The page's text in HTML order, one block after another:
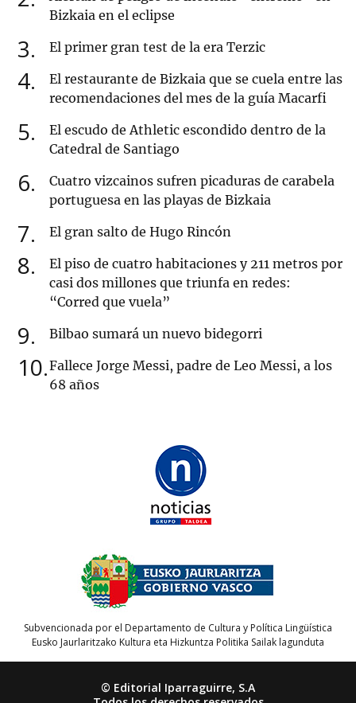
Bizkaia en el eclipse
3 El primer gran test de la era Terzic
4
El restaurante de Bizkaia que se cuela entre las
recomendaciones del mes de la guía Macarfi
5
El escudo de Athletic escondido dentro de la
Catedral de Santiago
6
Cuatro vizcainos sufren picaduras de carabela
portuguesa en las playas de Bizkaia
7 El gran salto de Hugo Rincón
8
El piso de cuatro habitaciones y 211 metros por
casi dos millones que triunfa en redes:
“Corred que vuela”
9 Bilbao sumará un nuevo bidegorri
10 Fallece Jorge Messi, padre de Leo Messi, a los
68 años
Subvencionada por el Departamento de Cultura y Política Lingüística
Eusko Jaurlaritzako Kultura eta Hizkuntza Politika Sailak lagunduta
© Editorial Iparraguirre, S.A